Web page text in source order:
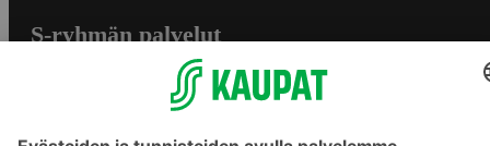
S-ryhmän palvelut